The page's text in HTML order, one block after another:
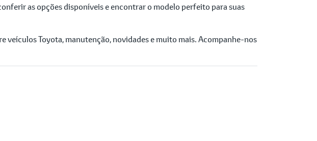
as opções disponíveis e encontrar o modelo perfeito para suas
veículos Toyota, manutenção, novidades e muito mais. Acompanhe-nos